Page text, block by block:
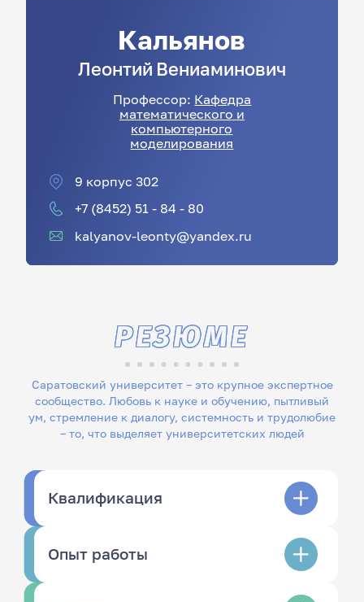
Кальянов
Леонтий Вениаминович
Профессор: Кафедра
математического и
компьютерного
моделирования
9 корпус 302
+7 (8452) 51 - 84 - 80
kalyanov-leonty@yandex.ru
Саратовский университет – это крупное экспертное
сообщество. Любовь к науке и обучению, пытливый
ум, стремление к диалогу, системность и трудолюбие
– то, что выделяет университетских людей
РЕЗЮМЕ
Квалификация
Опыт работы